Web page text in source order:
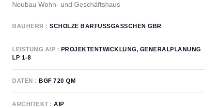
Neubau Wohn- und Geschäftshaus
BAUHERR SCHOLZE BARFUSSGÄSSCHEN GBR
LEISTUNG AIP
PROJEKTENTWICKLUNG, GENERALPLANUNG
LP 1-8
DATEN BGF 720 QM
ARCHITEKT AIP